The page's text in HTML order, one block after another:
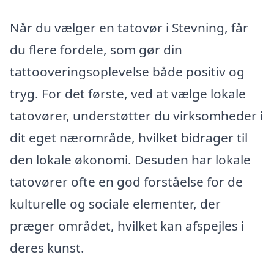
Når du vælger en tatovør i Stevning, får
du flere fordele, som gør din
tattooveringsoplevelse både positiv og
tryg. For det første, ved at vælge lokale
tatovører, understøtter du virksomheder i
dit eget nærområde, hvilket bidrager til
den lokale økonomi. Desuden har lokale
tatovører ofte en god forståelse for de
kulturelle og sociale elementer, der
præger området, hvilket kan afspejles i
deres kunst.